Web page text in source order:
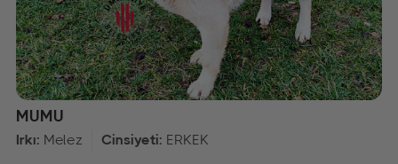
MUMU
Irkı: Melez Cinsiyeti: ERKEK